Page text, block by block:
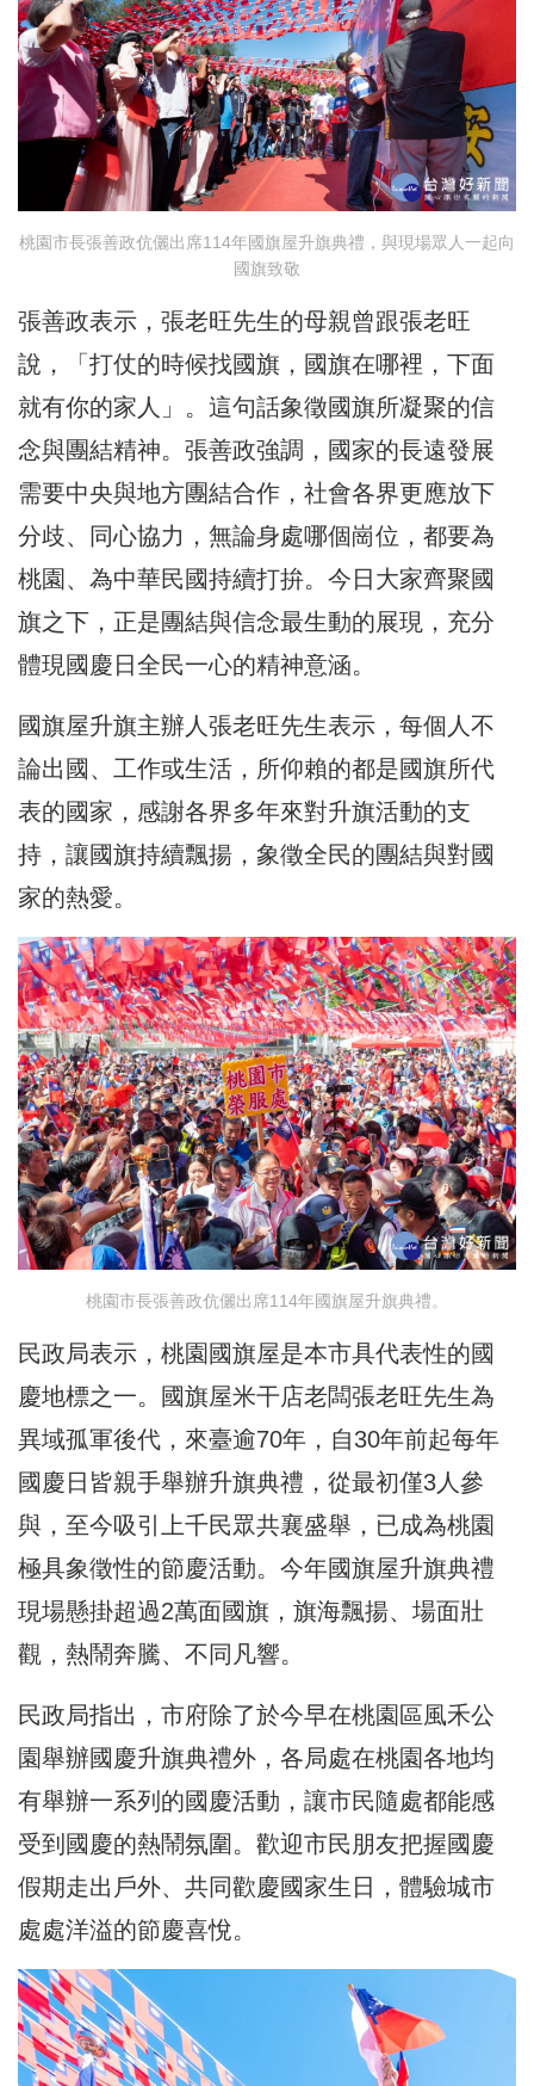
桃園市長張善政伉儷出席114年國旗屋升旗典禮，與現場眾人一起向
國旗致敬
張善政表示，張老旺先生的母親曾跟張老旺
說，「打仗的時候找國旗，國旗在哪裡，下面
就有你的家人」。這句話象徵國旗所凝聚的信
念與團結精神。張善政強調，國家的長遠發展
需要中央與地方團結合作，社會各界更應放下
分歧、同心協力，無論身處哪個崗位，都要為
桃園、為中華民國持續打拚。今日大家齊聚國
旗之下，正是團結與信念最生動的展現，充分
體現國慶日全民一心的精神意涵。
國旗屋升旗主辦人張老旺先生表示，每個人不
論出國、工作或生活，所仰賴的都是國旗所代
表的國家，感謝各界多年來對升旗活動的支
持，讓國旗持續飄揚，象徵全民的團結與對國
家的熱愛。
桃園市長張善政伉儷出席114年國旗屋升旗典禮。
民政局表示，桃園國旗屋是本市具代表性的國
慶地標之一。國旗屋米干店老闆張老旺先生為
異域孤軍後代，來臺逾70年，自30年前起每年
國慶日皆親手舉辦升旗典禮，從最初僅3人參
與，至今吸引上千民眾共襄盛舉，已成為桃園
極具象徵性的節慶活動。今年國旗屋升旗典禮
現場懸掛超過2萬面國旗，旗海飄揚、場面壯
觀，熱鬧奔騰、不同凡響。
民政局指出，市府除了於今早在桃園區風禾公
園舉辦國慶升旗典禮外，各局處在桃園各地均
有舉辦一系列的國慶活動，讓市民隨處都能感
受到國慶的熱鬧氛圍。歡迎市民朋友把握國慶
假期走出戶外、共同歡慶國家生日，體驗城市
處處洋溢的節慶喜悅。